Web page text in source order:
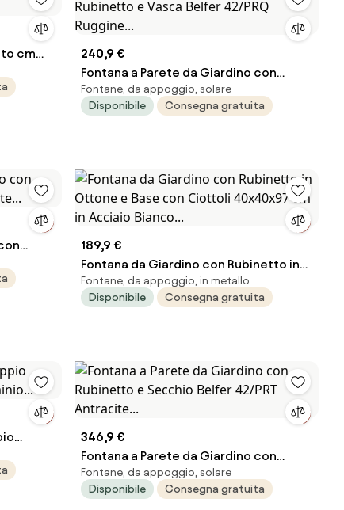
cm
240,9 €
Fontana a Parete da Giardino con
Rubinetto e Vasca Belfer 42/PRQ
Ruggine...
Fontane, da appoggio, solare
Disponibile
Consegna gratuita
189,9 €
Fontana da Giardino con Rubinetto in
Ottone e Base con Ciottoli 40x40x97
cm in Acciaio Bianco...
Fontane, da appoggio, in metallo
Disponibile
Consegna gratuita
346,9 €
Fontana a Parete da Giardino con
Rubinetto e Secchio Belfer 42/PRT
Antracite...
Fontane, da appoggio, solare
Disponibile
Consegna gratuita